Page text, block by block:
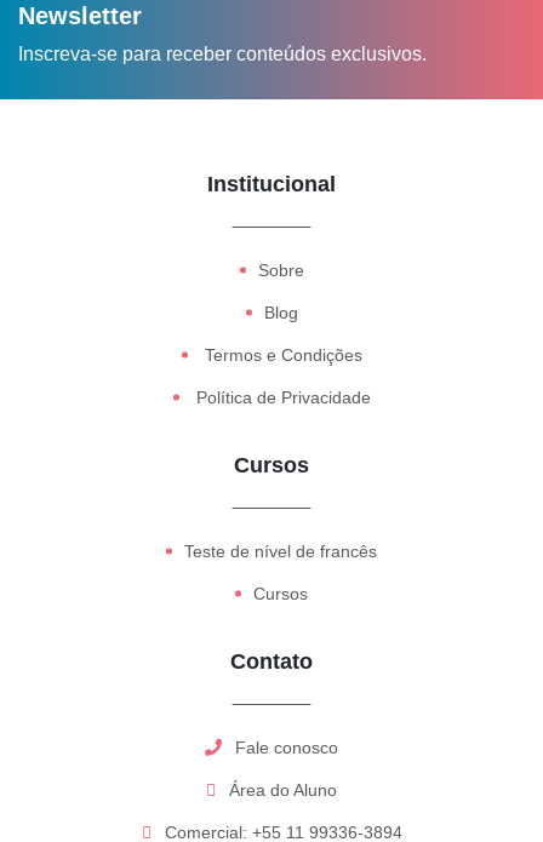
Newsletter
Inscreva-se para receber conteúdos exclusivos.
Institucional
Sobre
Blog
Termos e Condições
Política de Privacidade
Cursos
Teste de nível de francês
Cursos
Contato
Fale conosco
Área do Aluno
Comercial: +55 11 99336-3894